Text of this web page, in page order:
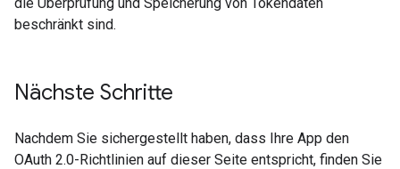
beschränkt sind.
Nächste Schritte
Nachdem Sie sichergestellt haben, dass Ihre App den
OAuth 2.0-Richtlinien auf dieser Seite entspricht, finden Sie